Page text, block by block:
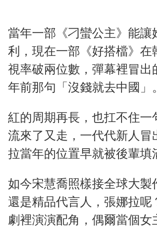
當年一部《刁蠻公主》能讓
利，現在一部《好搭檔》在
視率破兩位數，彈幕裡冒出
年前那句「沒錢就去中國」。
紅的周期再長，也扛不住一
流來了又走，一代代新人冒
拉當年的位置早就被後輩填
如今宋慧喬照樣接全球大製
還是精品代言人，張娜拉呢
劇裡演演配角，偶爾當個女